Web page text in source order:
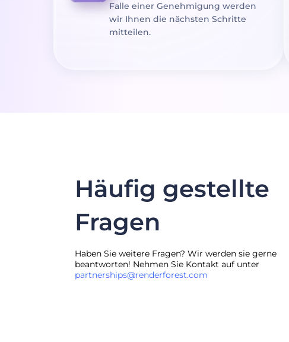
Falle einer Genehmigung werden
wir Ihnen die nächsten Schritte
mitteilen.
Häufig gestellte
Fragen
Haben Sie weitere Fragen? Wir werden sie gerne
beantworten! Nehmen Sie Kontakt auf unter
partnerships@renderforest.com